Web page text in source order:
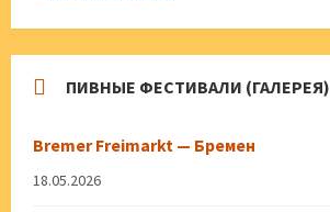
ПИВНЫЕ ФЕСТИВАЛИ (ГАЛЕРЕЯ)
Bremer Freimarkt — Бремен
18.05.2026